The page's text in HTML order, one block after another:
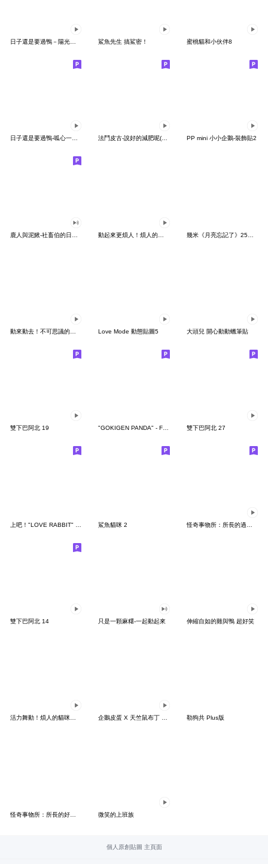
鯊魚先生 搞鯊密！ 蜜桃貓和小伙伴8
日子還是要過鴨-呱心一下鴨 法鬥皮古-說好的減肥呢(第15彈) PP mini 小小企鵝-裝飾貼2
幾米《月亮忘記了》25周年 x 晴天P莉
Love Mode 動態貼圖5 大頭兒 開心動動蠟筆貼
雙下巴阿北 19 "GOKIGEN PANDA" - Feeling / global 雙下巴阿北 27
鯊魚貓咪 2
雙下巴阿北 14 只是一顆麻糬-一起動起來 伸縮自如的雞與鴨 超好笑
活力舞動！煩人的貓咪★迷你版 2 企鵝皮蛋 X 天竺鼠布丁 有點厭世 勒狗共 Plus版
微笑的上班族
個人原創貼圖 主頁面